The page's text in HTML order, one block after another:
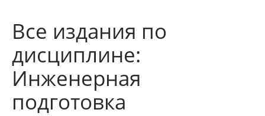
Все издания по
дисциплине:
Инженерная
подготовка